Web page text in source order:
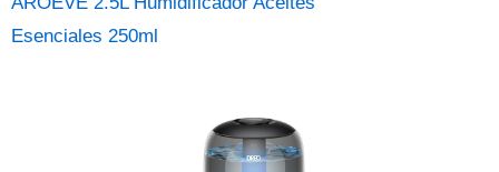
Esenciales 250ml